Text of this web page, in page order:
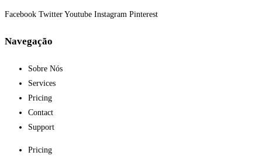
Facebook Twitter Youtube Instagram Pinterest
Navegação
Sobre Nós
Services
Pricing
Contact
Support
Pricing